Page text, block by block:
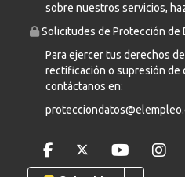
sobre nuestros servicios,
Solicitudes de Protección de
Para ejercer tus derechos
rectificación o supresión de
contáctanos en: